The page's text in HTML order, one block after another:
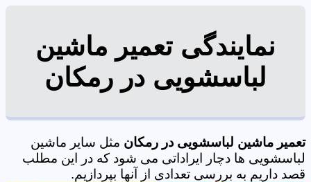
نمایندگی تعمیر ماشین
لباسشویی در رمکان
تعمیر ماشین لباسشویی در رمکان مثل سایر ماشین
لباسشویی ها دچار ایراداتی می شود که در این مطلب
قصد داریم به بررسی تعدادی از آنها بپردازیم.